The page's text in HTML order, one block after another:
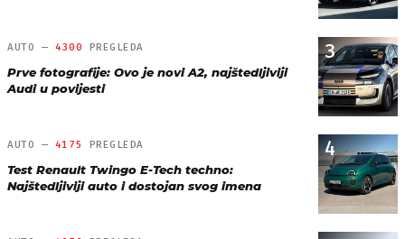
3
AUTO — 4300 PREGLEDA
Prve fotografije: Ovo je novi A2, najštedljiviji
Audi u povijesti
4
AUTO — 4175 PREGLEDA
Test Renault Twingo E-Tech techno:
Najštedljiviji auto i dostojan svog imena